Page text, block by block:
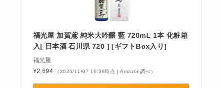
福光屋 加賀鳶 純米大吟醸 藍 720mL 1本 化粧箱
入[ 日本酒 石川県 720 ] [ギフトBox入り]
福光屋
¥2,694
（2025/11/07 19:39時点 | Amazon調べ）